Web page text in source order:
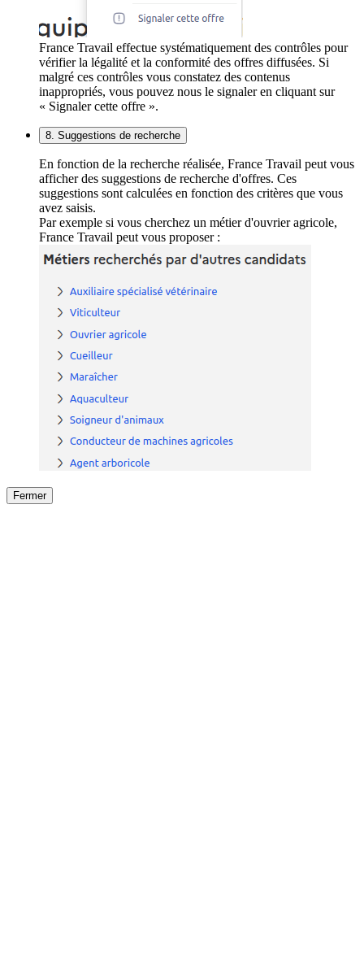
France Travail effectue systématiquement des contrôles pour
vérifier la légalité et la conformité des offres diffusées. Si
malgré ces contrôles vous constatez des contenus
inappropriés, vous pouvez nous le signaler en cliquant sur
« Signaler cette offre ».
8. Suggestions de recherche
En fonction de la recherche réalisée, France Travail peut vous
afficher des suggestions de recherche d'offres. Ces
suggestions sont calculées en fonction des critères que vous
avez saisis.
Par exemple si vous cherchez un métier d'ouvrier agricole,
France Travail peut vous proposer :
Fermer